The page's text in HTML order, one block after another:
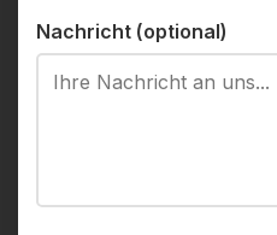
Nachricht (optional)